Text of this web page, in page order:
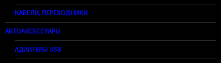
КАБЕЛИ, ПЕРЕХОДНИКИ
АВТОАКСЕССУАРЫ
АДАПТЕРЫ USB